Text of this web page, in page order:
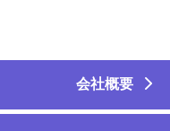
会社概要